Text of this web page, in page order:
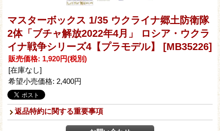
マスターボックス 1/35 ウクライナ郷土防衛隊
2体「ブチャ解放2022年4月」 ロシア・ウクラ
イナ戦争シリーズ4【プラモデル】 [MB35226]
販売価格: 1,920円(税別)
[在庫なし]
希望小売価格: 2,400円
返品特約に関する重要事項